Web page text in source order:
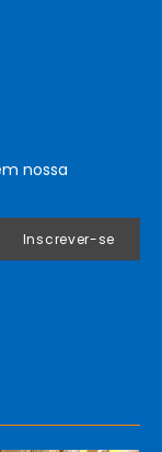
nossa
Inscrever-se